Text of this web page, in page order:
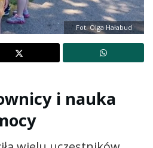
Fot. Olga Hałabud
i nauka